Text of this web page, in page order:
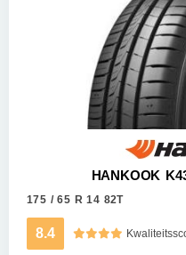
HANKOOK
175 / 65 R 14 82T
8.4